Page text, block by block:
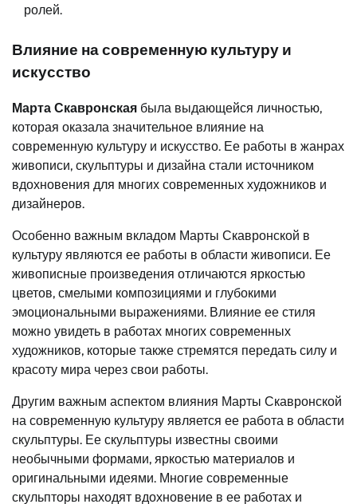
ролей.
Влияние на современную культуру и
искусство
Марта Скавронская была выдающейся личностью,
которая оказала значительное влияние на
современную культуру и искусство. Ее работы в жанрах
живописи, скульптуры и дизайна стали источником
вдохновения для многих современных художников и
дизайнеров.
Особенно важным вкладом Марты Скавронской в
культуру являются ее работы в области живописи. Ее
живописные произведения отличаются яркостью
цветов, смелыми композициями и глубокими
эмоциональными выражениями. Влияние ее стиля
можно увидеть в работах многих современных
художников, которые также стремятся передать силу и
красоту мира через свои работы.
Другим важным аспектом влияния Марты Скавронской
на современную культуру является ее работа в области
скульптуры. Ее скульптуры известны своими
необычными формами, яркостью материалов и
оригинальными идеями. Многие современные
скульпторы находят вдохновение в ее работах и